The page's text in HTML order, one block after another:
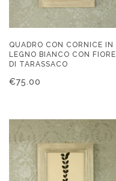
QUADRO CON CORNICE IN
LEGNO BIANCO CON FIORE
DI TARASSACO
€75.00